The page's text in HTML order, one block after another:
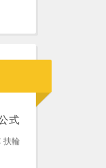
式
扶輪